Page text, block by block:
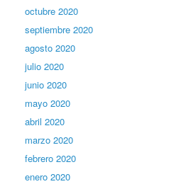
octubre 2020
septiembre 2020
agosto 2020
julio 2020
junio 2020
mayo 2020
abril 2020
marzo 2020
febrero 2020
enero 2020